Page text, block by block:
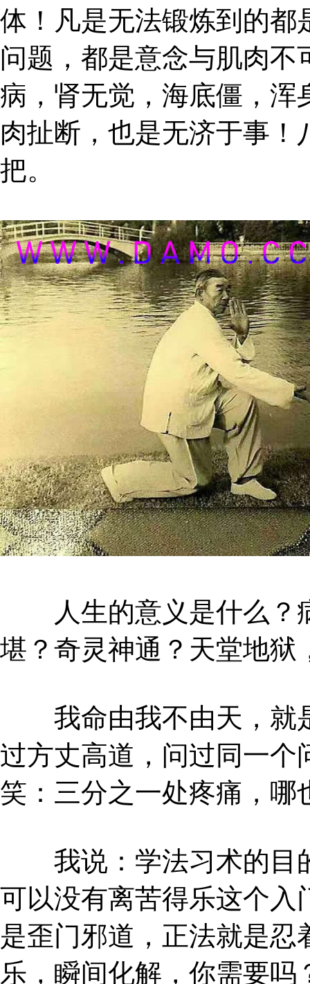
体！凡是无法锻炼到的都
问题，都是意念与肌肉
病，肾无觉，海底僵，浑
肉扯断，也是无济于事
把。
人生的意义是什么？
堪？奇灵神通？天堂地狱
我命由我不由天，就
过方丈高道，问过同一个
笑：三分之一处疼痛，哪
我说：学法习术的目
可以没有离苦得乐这个入
是歪门邪道，正法就是
乐，瞬间化解，你需要